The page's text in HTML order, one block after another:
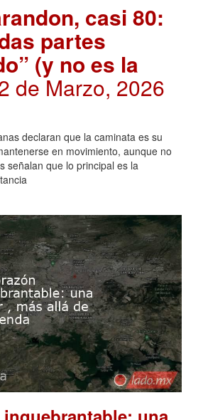
casi 80:
partes
(y no es la
de Marzo, 2026
declaran que la caminata es su
en movimiento, aunque no
señalan que lo principal es la